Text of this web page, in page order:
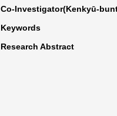
Co-Investigator(Kenkyū-
Keywords
Research Abstract